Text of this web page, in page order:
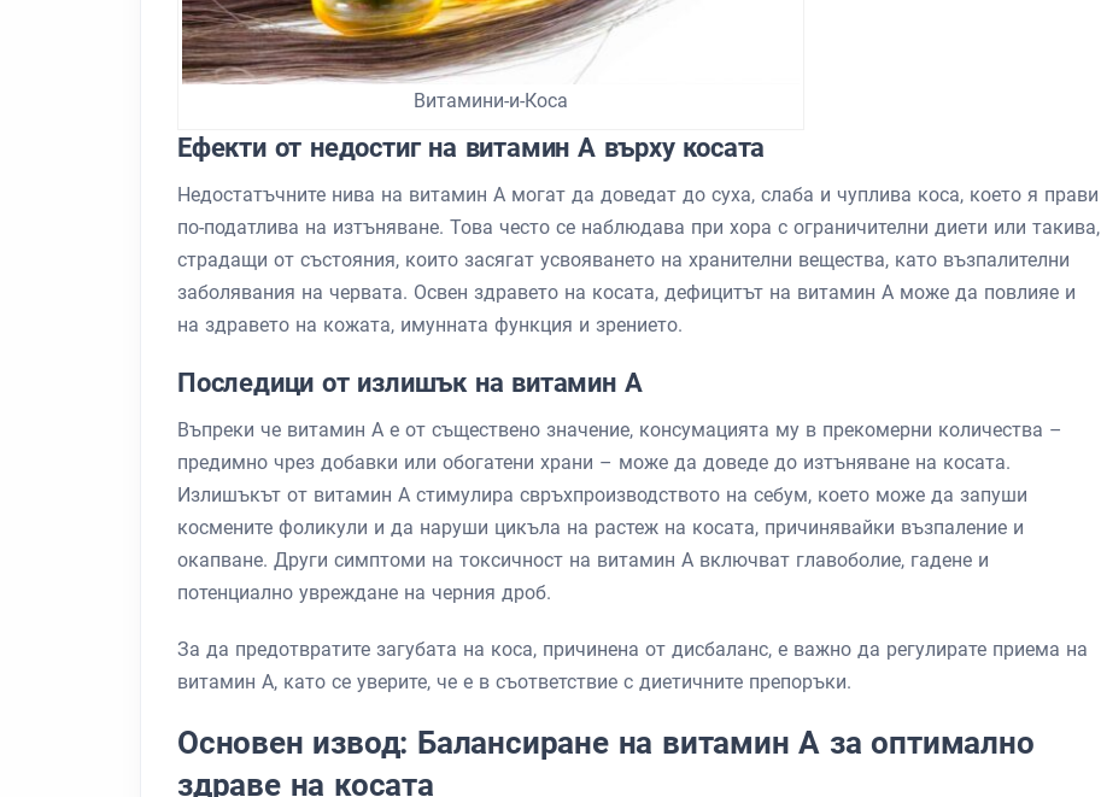
Витамини-и-Коса
Ефекти от недостиг на витамин А върху косата
Недостатъчните нива на витамин А могат да доведат до суха, слаба и чуплива коса, което я прави
по-податлива на изтъняване. Това често се наблюдава при хора с ограничителни диети или такива,
страдащи от състояния, които засягат усвояването на хранителни вещества, като възпалителни
заболявания на червата. Освен здравето на косата, дефицитът на витамин А може да повлияе и
на здравето на кожата, имунната функция и зрението.
Последици от излишък на витамин А
Въпреки че витамин А е от съществено значение, консумацията му в прекомерни количества –
предимно чрез добавки или обогатени храни – може да доведе до изтъняване на косата.
Излишъкът от витамин А стимулира свръхпроизводството на себум, което може да запуши
космените фоликули и да наруши цикъла на растеж на косата, причинявайки възпаление и
окапване. Други симптоми на токсичност на витамин А включват главоболие, гадене и
потенциално увреждане на черния дроб.
За да предотвратите загубата на коса, причинена от дисбаланс, е важно да регулирате приема на
витамин А, като се уверите, че е в съответствие с диетичните препоръки.
Основен извод: Балансиране на витамин А за оптимално
здраве на косата